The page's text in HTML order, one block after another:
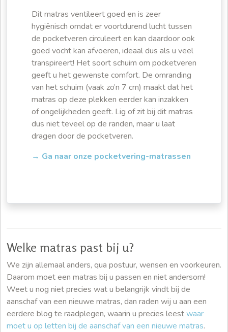
Dit matras ventileert goed en is zeer
hygiënisch omdat er voortdurend lucht tussen
de pocketveren circuleert en kan daardoor ook
goed vocht kan afvoeren, ideaal dus als u veel
transpireert! Het soort schuim om pocketveren
geeft u het gewenste comfort. De omranding
van het schuim (vaak zo’n 7 cm) maakt dat het
matras op deze plekken eerder kan inzakken
of ongelijkheden geeft. Lig of zit bij dit matras
dus niet teveel op de randen, maar u laat
dragen door de pocketveren.
→ Ga naar onze pocketvering-matrassen
Welke matras past bij u?
We zijn allemaal anders, qua postuur, wensen en voorkeuren.
Daarom moet een matras bij u passen en niet andersom!
Weet u nog niet precies wat u belangrijk vindt bij de
aanschaf van een nieuwe matras, dan raden wij u aan een
eerdere blog te raadplegen, waarin u precies leestwaar
moet u op letten bij de aanschaf van een nieuwe matras.